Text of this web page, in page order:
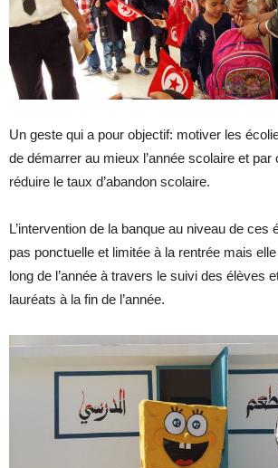
Un geste qui a pour objectif: motiver les
de démarrer au mieux l’année scolaire et par
réduire le taux d’abandon scolaire.
L’intervention de la banque au niveau de ces
pas ponctuelle et limitée à la rentrée mais
long de l’année à travers le suivi des élèves
lauréats à la fin de l’année.